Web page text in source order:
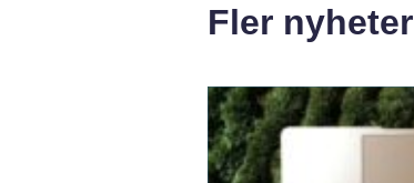
Fler nyheter